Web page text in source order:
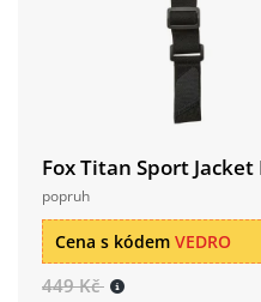
Fox Titan Sport
popruh
Cena s kódem VEDRO
449 Kč